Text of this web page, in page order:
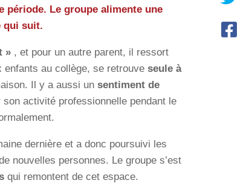
période. Le groupe alimente une
qui suit.
» , et pour un autre parent, il ressort
enfants au collège, se retrouve seule à
Il y a aussi un sentiment de
activité professionnelle pendant le
dernière et a donc poursuivi les
nouvelles personnes. Le groupe s’est
qui remontent de cet espace.